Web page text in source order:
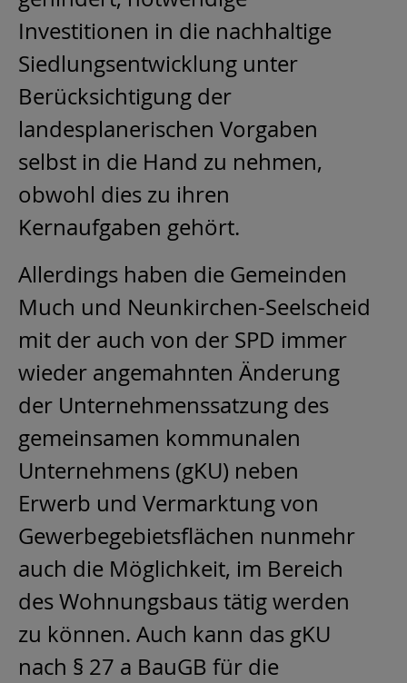
Investitionen in die nachhaltige
Siedlungsentwicklung unter
Berücksichtigung der
landesplanerischen Vorgaben
selbst in die Hand zu nehmen,
obwohl dies zu ihren
Kernaufgaben gehört.
Allerdings haben die Gemeinden
Much und Neunkirchen-Seelscheid
mit der auch von der SPD immer
wieder angemahnten Änderung
der Unternehmenssatzung des
gemeinsamen kommunalen
Unternehmens (gKU) neben
Erwerb und Vermarktung von
Gewerbegebietsflächen nunmehr
auch die Möglichkeit, im Bereich
des Wohnungsbaus tätig werden
zu können. Auch kann das gKU
nach § 27 a BauGB für die